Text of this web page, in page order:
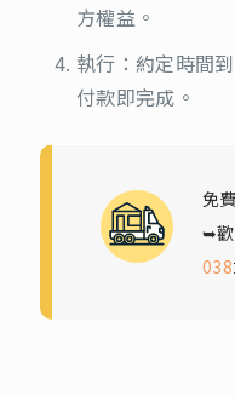
方權益。
執行：約定時間
付款即完成。
免
➥歡
038